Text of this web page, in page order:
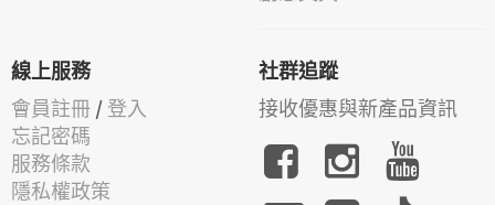
線上服務
會員註冊 / 登入
忘記密碼
服務條款
隱私權政策
社群追蹤
接收優惠與新產品資訊